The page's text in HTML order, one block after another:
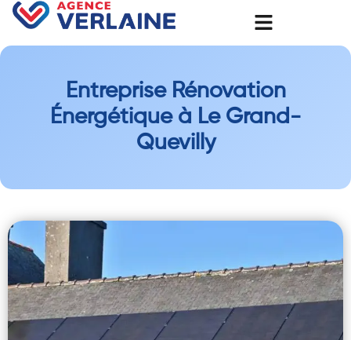
Entreprise Rénovation
Énergétique à Le Grand-
Quevilly